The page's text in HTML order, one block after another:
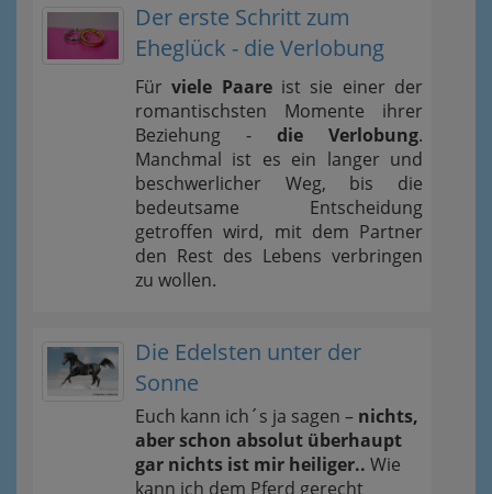
Der erste Schritt zum
Eheglück - die Verlobung
Fürviele Paareist sie einer der
romantischsten Momente ihrer
Beziehung - die Verlobung.
Manchmal ist es ein langer und
beschwerlicher Weg, bis die
bedeutsame Entscheidung
getroffen wird, mit dem Partner
den Rest des Lebens verbringen
zu wollen.
Die Edelsten unter der
Sonne
Euch kann ich´s ja sagen – nichts,
aber schon absolut überhaupt
gar nichts ist mir heiliger.. Wie
kann ich dem Pferd gerecht